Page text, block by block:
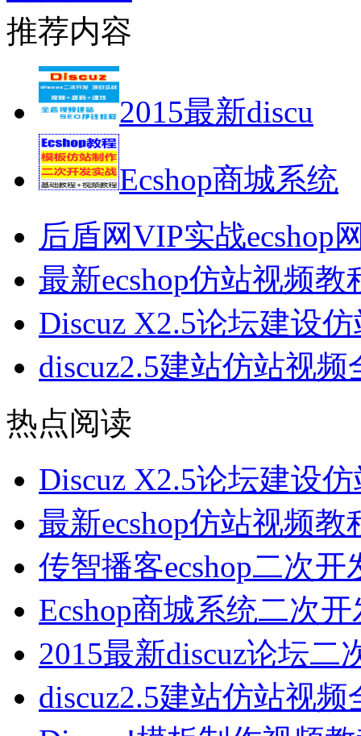
推荐内容
2015最新discu
Ecshop商城系统
后盾网VIP实战ecshop
最新ecshop仿站视频
Discuz X2.5论坛建设
discuz2.5建站仿站视频
热点阅读
Discuz X2.5论坛建设
最新ecshop仿站视频
传智播客ecshop二次开
Ecshop商城系统二次
2015最新discuz论坛二
discuz2.5建站仿站视频